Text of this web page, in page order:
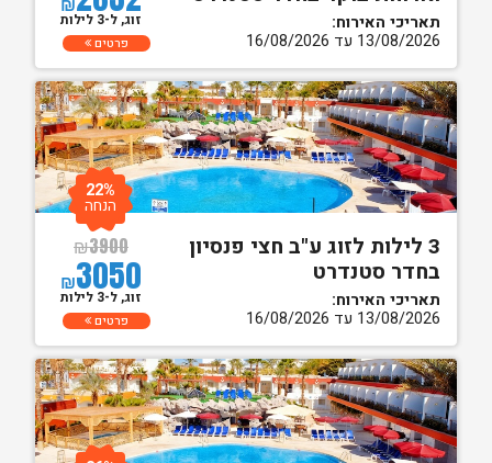
תאריכי האירוח:
13/08/2026 עד 16/08/2026
זוג, ל-3 לילות
פרטים
3 לילות לזוג ע"ב חצי פנסיון
בחדר סטנדרט
תאריכי האירוח:
13/08/2026 עד 16/08/2026
₪3900
₪3050
22%
הנחה
זוג, ל-3 לילות
פרטים